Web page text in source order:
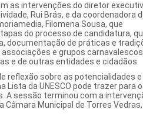
as intervenções do diretor
Rui Brás, e da coordenadora
Filomena Sousa, que
do processo de candidatura,
documentação de práticas e
e grupos
e de outras entidades e cidadãos.
reflexão sobre as potencialidades
Lista da UNESCO pode trazer para o
A sessão terminou com a
Câmara Municipal de Torres Vedras,